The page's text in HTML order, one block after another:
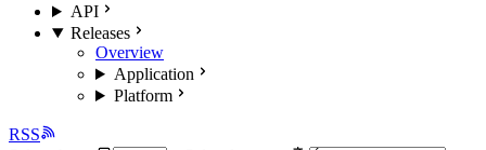
API
Releases
Overview
Application
Platform
RSS